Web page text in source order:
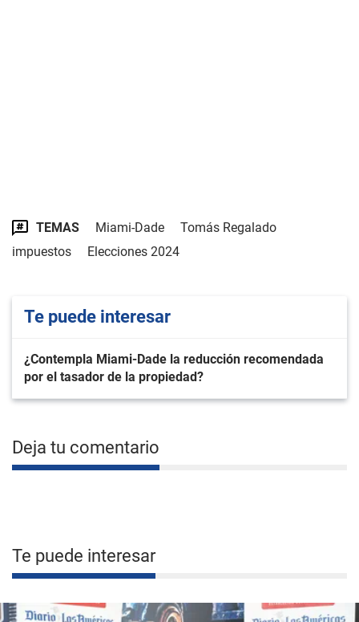
TEMAS Miami-Dade
Tomás Regalado
impuestos
Elecciones 2024
Te puede interesar
¿Contempla Miami-Dade la reducción recomendada
por el tasador de la propiedad?
Deja tu comentario
Te puede interesar